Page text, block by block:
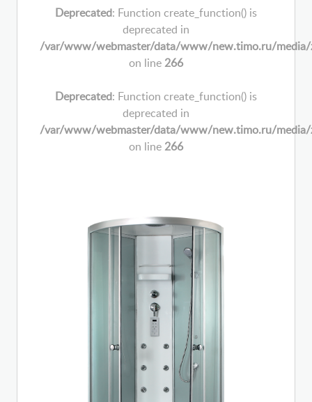
Deprecated: Function create_function() is
deprecated in
/var/www/webmaster/data/www/new.timo.ru/media/
on line 266
Deprecated: Function create_function() is
deprecated in
/var/www/webmaster/data/www/new.timo.ru/media/
on line 266